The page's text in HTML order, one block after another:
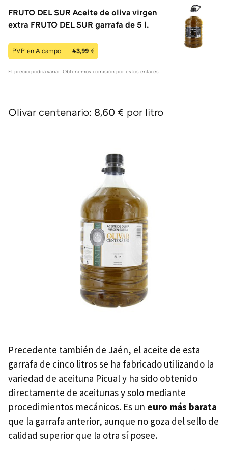
FRUTO DEL SUR Aceite de oliva virgen
extra FRUTO DEL SUR garrafa de 5 l.
PVP en Alcampo — 43,99 €
El precio podría variar. Obtenemos comisión por estos enlaces
Olivar centenario: 8,60 € por litro
Precedente también de Jaén, el aceite de esta
garrafa de cinco litros se ha fabricado utilizando la
variedad de aceituna Picual y ha sido obtenido
directamente de aceitunas y solo mediante
procedimientos mecánicos. Es un euro más barata
que la garrafa anterior, aunque no goza del sello de
calidad superior que la otra sí posee.